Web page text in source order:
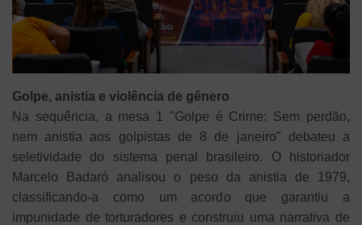
Golpe, anistia e violência de gênero
Na sequência, a mesa 1 "Golpe é Crime: Sem perdão,
nem anistia aos golpistas de 8 de janeiro" debateu a
seletividade do sistema penal brasileiro. O historiador
Marcelo Badaró analisou o peso da anistia de 1979,
classificando-a como um acordo que garantiu a
impunidade de torturadores e construiu uma narrativa de